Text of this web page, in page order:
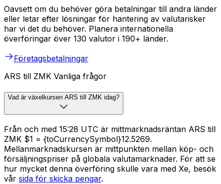
Oavsett om du behöver göra betalningar till andra länder
eller letar efter lösningar för hantering av valutarisker
har vi det du behöver. Planera internationella
överföringar över 130 valutor i 190+ länder.
Företagsbetalningar
ARS till ZMK Vanliga frågor
Vad är växelkursen ARS till ZMK idag?
Från och med 15:28 UTC är mittmarknadsräntan ARS till
ZMK $1 = {toCurrencySymbol}12.5269.
Mellanmarknadskursen är mittpunkten mellan köp- och
försäljningspriser på globala valutamarknader. För att se
hur mycket denna överföring skulle vara med Xe, besök
vår sida för skicka pengar.